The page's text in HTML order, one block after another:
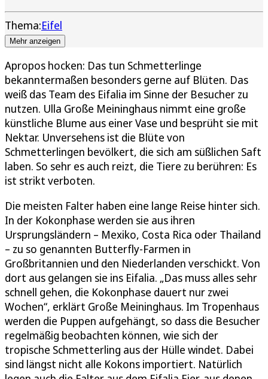
Thema:Eifel
Mehr anzeigen
Apropos hocken: Das tun Schmetterlinge
bekanntermaßen besonders gerne auf Blüten. Das
weiß das Team des Eifalia im Sinne der Besucher zu
nutzen. Ulla Große Meininghaus nimmt eine große
künstliche Blume aus einer Vase und besprüht sie mit
Nektar. Unversehens ist die Blüte von
Schmetterlingen bevölkert, die sich am süßlichen Saft
laben. So sehr es auch reizt, die Tiere zu berühren: Es
ist strikt verboten.
Die meisten Falter haben eine lange Reise hinter sich.
In der Kokonphase werden sie aus ihren
Ursprungsländern – Mexiko, Costa Rica oder Thailand
– zu so genannten Butterfly-Farmen in
Großbritannien und den Niederlanden verschickt. Von
dort aus gelangen sie ins Eifalia. „Das muss alles sehr
schnell gehen, die Kokonphase dauert nur zwei
Wochen“, erklärt Große Meininghaus. Im Tropenhaus
werden die Puppen aufgehängt, so dass die Besucher
regelmäßig beobachten können, wie sich der
tropische Schmetterling aus der Hülle windet. Dabei
sind längst nicht alle Kokons importiert. Natürlich